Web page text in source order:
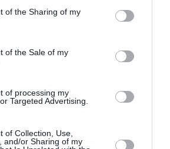
of the Sharing of my
of the Sale of my
of processing my
Targeted Advertising.
of Collection, Use,
and/or Sharing of my
e-mail σας τα τελευταία νέα για
Πολιτισμό!